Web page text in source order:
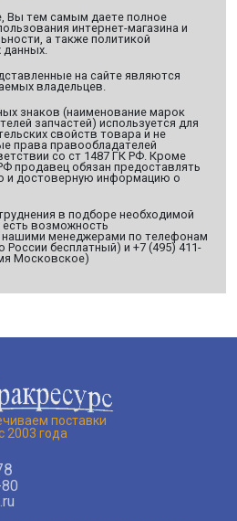
Вы тем самым даете полное
интернет-магазина и
а также политикой
данных.
на сайте являются
владельцев.
знаков (наименование марок
запчастей) используется для
свойств товара и не
права правообладателей
со ст 1487 ГК РФ. Кроме
продавец обязан предоставлять
и достоверную информацию о
в подборе необходимой
есть возможность
нашими менеджерами по телефонам
России бесплатный) и +7 (495) 411-
Московское)
поставки
2003 года